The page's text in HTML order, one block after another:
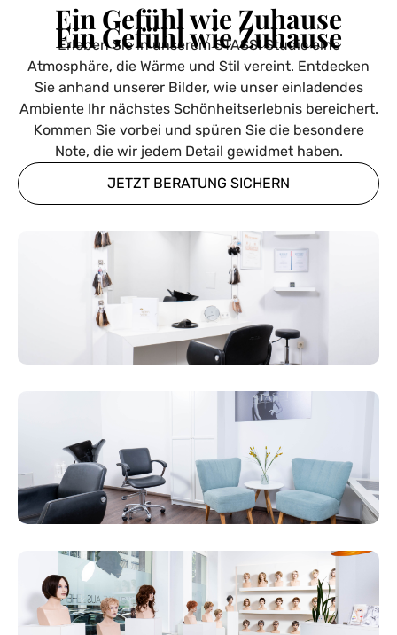
Ein Gefühl wie Zuhause
Ein Gefühl wie Zuhause
Erleben Sie in unserem STASSI Studio eine
Atmosphäre, die Wärme und Stil vereint. Entdecken
Sie anhand unserer Bilder, wie unser einladendes
Ambiente Ihr nächstes Schönheitserlebnis bereichert.
Kommen Sie vorbei und spüren Sie die besondere
Note, die wir jedem Detail gewidmet haben.
JETZT BERATUNG SICHERN